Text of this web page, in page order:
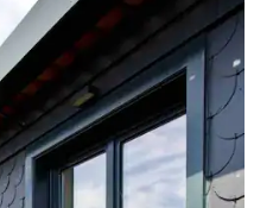
apreciados